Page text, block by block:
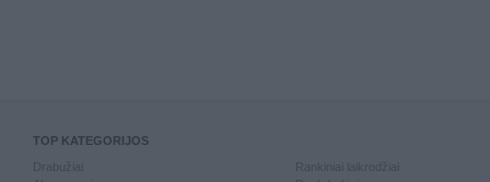
TOP KATEGORIJOS